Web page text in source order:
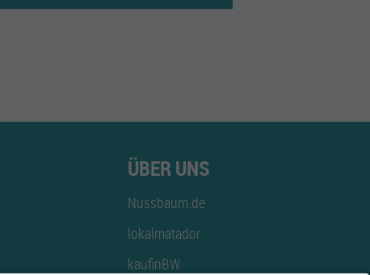
ÜBER UNS
Nussbaum.de
lokalmatador
kaufinBW